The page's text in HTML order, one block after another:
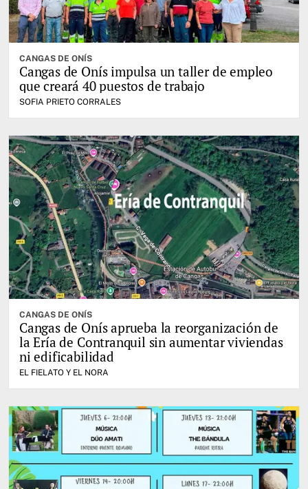
CANGAS DE ONÍS
Cangas de Onís impulsa un taller de empleo
que creará 40 puestos de trabajo
SOFIA PRIETO CORRALES
CANGAS DE ONÍS
Cangas de Onís aprueba la reorganización de
la Ería de Contranquil sin aumentar viviendas
ni edificabilidad
EL FIELATO Y EL NORA